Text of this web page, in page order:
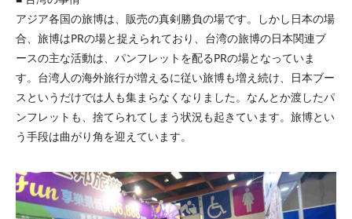
アジア各国の旅博は、販売の真剣勝負の場です。しかし日本の場
合、旅博はPRの場と捉えられており、台湾の旅博の日本関連ブ
ースの主な活動は、パンフレットを配るPRの場となっていま
す。台湾人の海外旅行が増えるに従い旅博も増え続け、日本ブー
スというだけでは人も集まらなくなりました。なんとか渡したパ
ンフレットも、捨てられてしまう状況も起きています。旅博とい
う手段は曲がり角を迎えています。